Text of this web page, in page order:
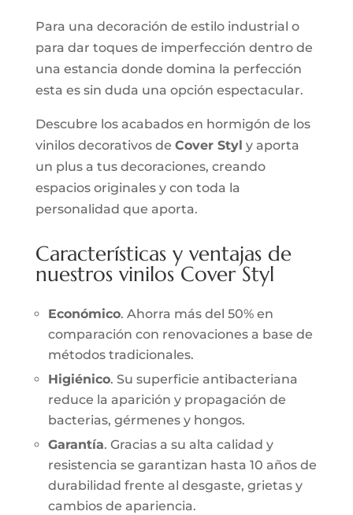
Para una decoración de estilo industrial o
para dar toques de imperfección dentro de
una estancia donde domina la perfección
esta es sin duda una opción espectacular.
Descubre los acabados en hormigón de los
vinilos decorativos de Cover Styl y aporta
un plus a tus decoraciones, creando
espacios originales y con toda la
personalidad que aporta.
Características y ventajas de
nuestros vinilos Cover Styl
Económico. Ahorra más del 50% en
comparación con renovaciones a base de
métodos tradicionales.
Higiénico. Su superficie antibacteriana
reduce la aparición y propagación de
bacterias, gérmenes y hongos.
Garantía. Gracias a su alta calidad y
resistencia se garantizan hasta 10 años de
durabilidad frente al desgaste, grietas y
cambios de apariencia.